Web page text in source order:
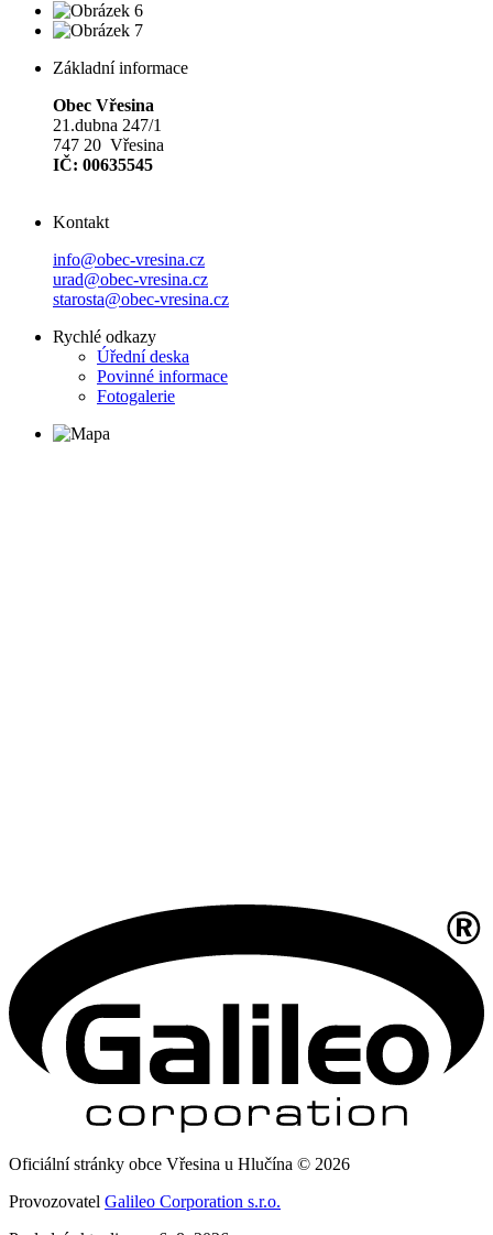
Základní informace
Obec Vřesina
21.dubna 247/1
747 20 Vřesina
IČ: 00635545
Kontakt
info@obec-vresina.cz
urad@obec-vresina.cz
starosta@obec-vresina.cz
Rychlé odkazy
Úřední deska
Povinné informace
Fotogalerie
Oficiální stránky obce Vřesina u Hlučína © 2026
Provozovatel Galileo Corporation s.r.o.